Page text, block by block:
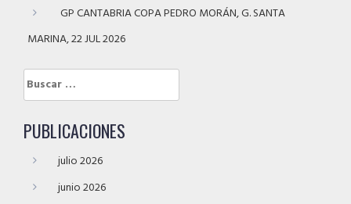
GP CANTABRIA COPA PEDRO MORÁN, G. SANTA
MARINA, 22 JUL 2026
Buscar:
PUBLICACIONES
julio 2026
junio 2026